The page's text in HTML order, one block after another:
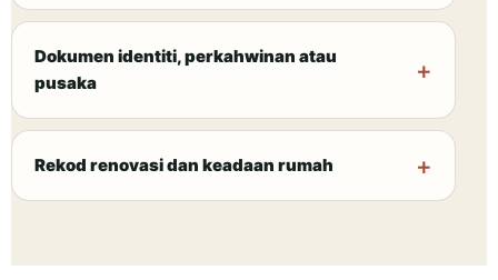
Dokumen identiti, perkahwinan atau
pusaka
Rekod renovasi dan keadaan rumah